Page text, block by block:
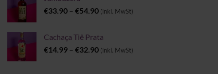
€33.90 – €54.90Preisspanne:
€54.90
(inkl. MwSt)
Cachaça Tiê Prata
€14.99 – €32.90Preisspanne:
(inkl. MwSt)